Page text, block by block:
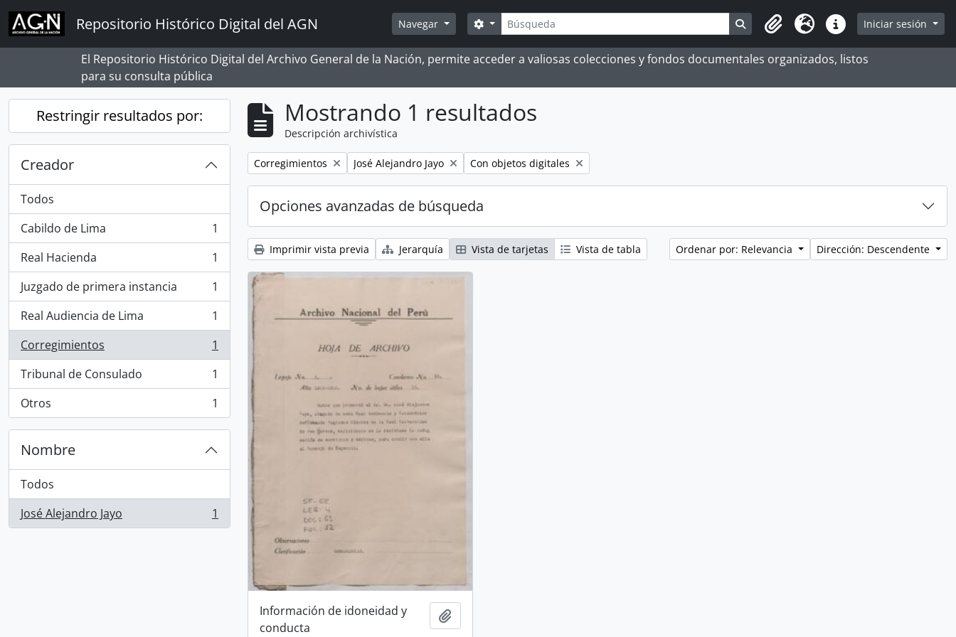
Skip to main content
Repositorio Histórico Digital del AGN Navegar Búsqueda
Search options Search in browse page
Portapapeles
Idioma Enlaces rápidos
Iniciar sesión
El Repositorio Histórico Digital del Archivo General de la Nación, permite acceder a valiosas colecciones y fondos documentales organizados, listos
para su consulta pública
Restringir resultados por:
Creador
Todos
Cabildo de Lima
, 1 resultados
1
Real Hacienda
, 1 resultados
1
Juzgado de primera instancia
, 1 resultados
1
Real Audiencia de Lima
, 1 resultados
1
Corregimientos
, 1 resultados
1
Tribunal de Consulado
, 1 resultados
1
Otros
, 1 resultados 1
Nombre
Todos
José Alejandro Jayo
, 1 resultados 1
Mostrando 1 resultados
Descripción archivística
Remove filter:
Corregimientos Remove filter:
José Alejandro Jayo Remove filter:
Con objetos digitales
Opciones avanzadas de búsqueda
Imprimir vista previa Jerarquía Vista de tarjetas Vista de tabla Ordenar por: Relevancia Dirección: Descendente
Información de idoneidad y
conducta